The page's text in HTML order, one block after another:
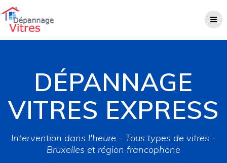
DÉPANNAGE
VITRES EXPRESS
Intervention dans l'heure - Tous types de vitres -
Bruxelles et région francophone